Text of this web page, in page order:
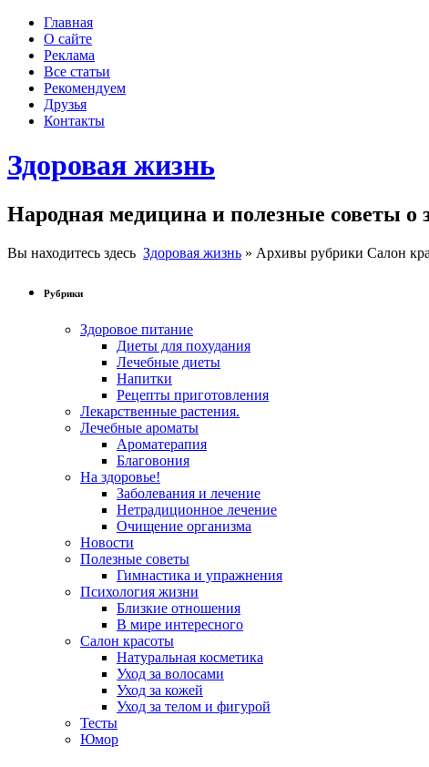
Главная
О сайте
Реклама
Все статьи
Рекомендуем
Друзья
Контакты
Здоровая жизнь
Народная медицина и полезные советы о
Вы находитесь здесь Здоровая жизнь » Архивы рубрики Салон
Рубрики
Здоровое питание
Диеты для похудания
Лечебные диеты
Напитки
Рецепты приготовления
Лекарственные растения.
Лечебные ароматы
Ароматерапия
Благовония
На здоровье!
Заболевания и лечение
Нетрадиционное лечение
Очищение организма
Новости
Полезные советы
Гимнастика и упражнения
Психология жизни
Близкие отношения
В мире интересного
Салон красоты
Натуральная косметика
Уход за волосами
Уход за кожей
Уход за телом и фигурой
Тесты
Юмор